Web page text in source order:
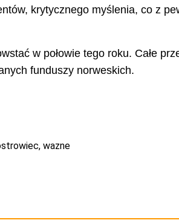
krytycznego myślenia, co z
w połowie tego roku. Całe
funduszy norweskich.
, wazne